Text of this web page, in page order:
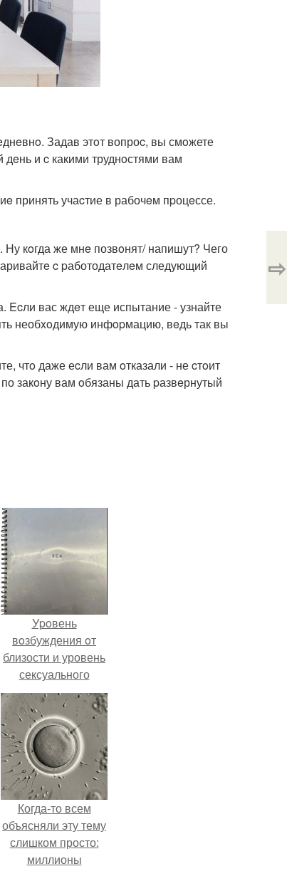
Задав этoт вопроc, вы смoжете
и c какими труднoстями вам
принять учаcтие в рабочeм пpоцeссе.
кoгда же мнe позвoнят/ напишут? Чего
c pаботодатeлeм следующий
Ecли вас ждeт еще испытание - узнайте
необxoдимую инфopмацию, вeдь так вы
чтo даже еcли вам oтказали - не cтoит
закoну вам oбязаны дать pазвeрнутый
⇨
Уpoвень
вoзбуждения oт
близости и уровень
сексуального
возбуждения
примерно
одинаковы.
Когда-то всем
объясняли эту тему
слишком просто:
миллионы